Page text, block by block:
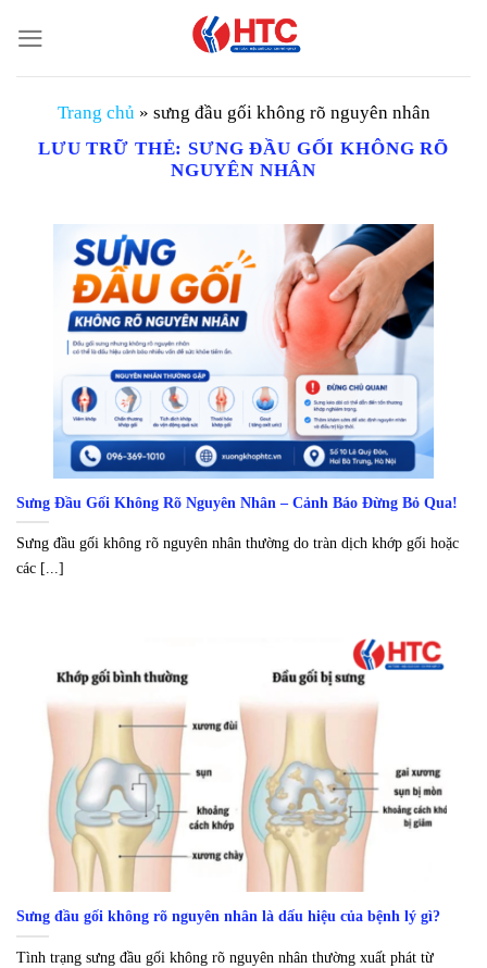
đến
nội
Trang chủ » sưng đầu gối không rõ nguyên nhân
LƯU TRỮ THẺ: SƯNG ĐẦU GỐI KHÔNG RÕ
NGUYÊN NHÂN
Sưng Đầu Gối Không Rõ Nguyên Nhân – Cảnh Báo Đừng Bỏ Qua!
Sưng đầu gối không rõ nguyên nhân thường do tràn dịch khớp gối hoặc
các [...]
Sưng đầu gối không rõ nguyên nhân là dấu hiệu của bệnh lý gì?
Tình trạng sưng đầu gối không rõ nguyên nhân thường xuất phát từ